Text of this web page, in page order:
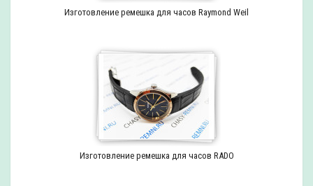
Изготовление ремешка для часов Raymond Weil
Изготовление ремешка для часов RADO